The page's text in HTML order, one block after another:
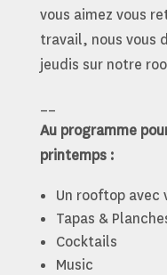
vous aimez vous
travail, nous vous
jeudis sur notre
Au programme
printemps :
Un rooftop avec
Tapas &
Cocktails
Music